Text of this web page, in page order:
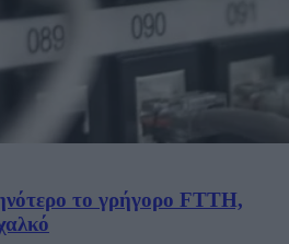
το γρήγορο FTTH,